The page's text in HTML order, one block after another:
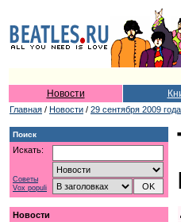
Новости
Главная / Новости / 29 сентября 2009 года
Поиск
Искать:
Советы
Vox populi
Новости